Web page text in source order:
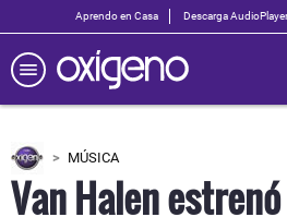
Aprendo en Casa Descarga AudioPlayer
MÚSICA
Van Halen